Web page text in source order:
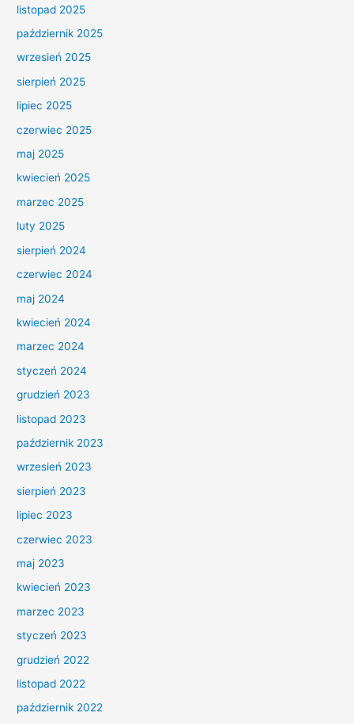
listopad 2025
październik 2025
wrzesień 2025
sierpień 2025
lipiec 2025
czerwiec 2025
maj 2025
kwiecień 2025
marzec 2025
luty 2025
sierpień 2024
czerwiec 2024
maj 2024
kwiecień 2024
marzec 2024
styczeń 2024
grudzień 2023
listopad 2023
październik 2023
wrzesień 2023
sierpień 2023
lipiec 2023
czerwiec 2023
maj 2023
kwiecień 2023
marzec 2023
styczeń 2023
grudzień 2022
listopad 2022
październik 2022